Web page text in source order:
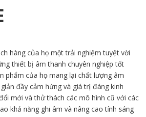
hàng của họ một trải nghiệm tuyệt vời
thiết bị âm thanh chuyên nghiệp tốt
phẩm của họ mang lại chất lượng âm
đầy cảm hứng và giá trị đáng kinh
mới và thử thách các mô hình cũ với các
khả năng ghi âm và nâng cao tính sáng